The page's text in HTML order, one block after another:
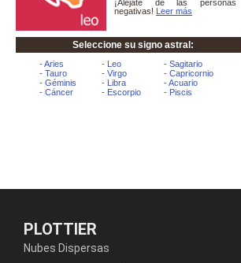
PLOTTIER
Nubes Dispersas